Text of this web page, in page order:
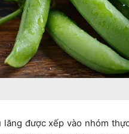
được xếp vào nhóm